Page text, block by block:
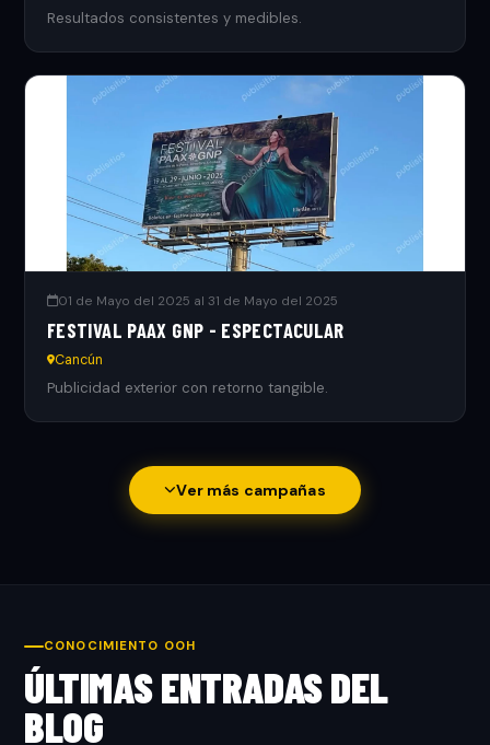
Resultados consistentes y medibles.
01 de Mayo del 2025 al 31 de Mayo del 2025
FESTIVAL PAAX GNP - ESPECTACULAR
Cancún
Publicidad exterior con retorno tangible.
Ver más campañas
CONOCIMIENTO OOH
ÚLTIMAS ENTRADAS DEL
BLOG